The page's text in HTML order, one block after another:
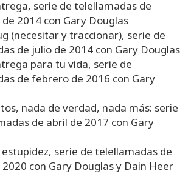
serie de telellamadas de
2014 con Gary Douglas
(necesitar y traccionar), serie de
de julio de 2014 con Gary Douglas
para tu vida, serie de
de febrero de 2016 con Gary
nada de verdad, nada más: serie
de abril de 2017 con Gary
estupidez, serie de telellamadas de
con Gary Douglas y Dain Heer